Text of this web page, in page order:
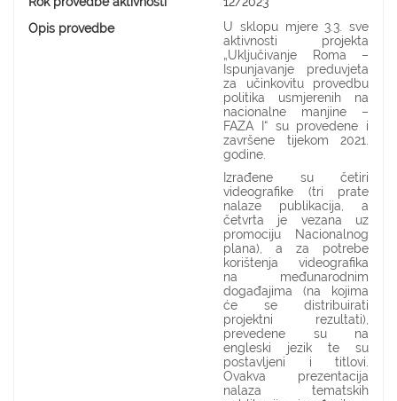
Opis provedbe
U sklopu mjere 3.3. sve
aktivnosti projekta
„Uključivanje Roma –
Ispunjavanje preduvjeta
za učinkovitu provedbu
politika usmjerenih na
nacionalne manjine –
FAZA I“ su provedene i
završene tijekom 2021.
godine.
Izrađene su četiri
videografike (tri prate
nalaze publikacija, a
četvrta je vezana uz
promociju Nacionalnog
plana), a za potrebe
korištenja videografika
na međunarodnim
događajima (na kojima
će se distribuirati
projektni rezultati),
prevedene su na
engleski jezik te su
postavljeni i titlovi.
Ovakva prezentacija
nalaza tematskih